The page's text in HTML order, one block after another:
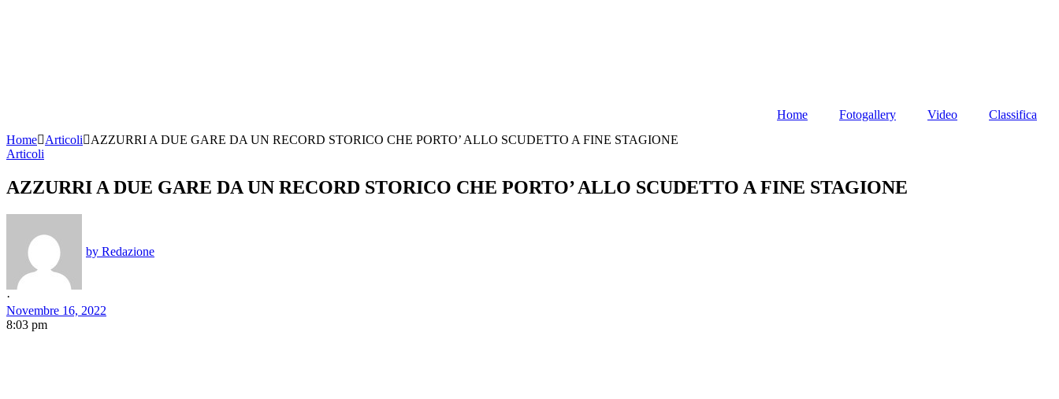
Home Fotogallery Video
Classifica
Home
Articoli
AZZURRI A DUE GARE DA UN RECORD STORICO CHE PORTO’ ALLO SCUDETTO A FINE STAGIONE
Articoli
AZZURRI A DUE GARE DA UN RECORD STORICO CHE PORTO’ ALLO SCUDETTO A FINE STAGIONE
by Redazione
·
Novembre 16, 2022
8:03 pm